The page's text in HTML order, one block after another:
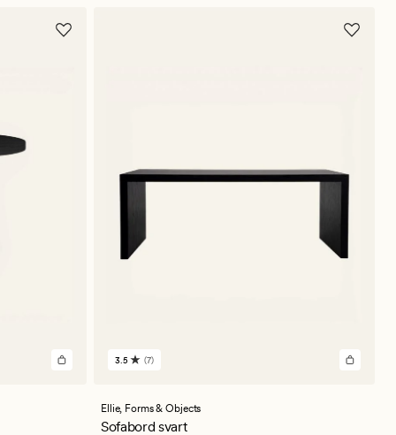
7
en
gjennomsnittlig
3.5 (7)
Ellie, Forms & Objects
Sofabord svart